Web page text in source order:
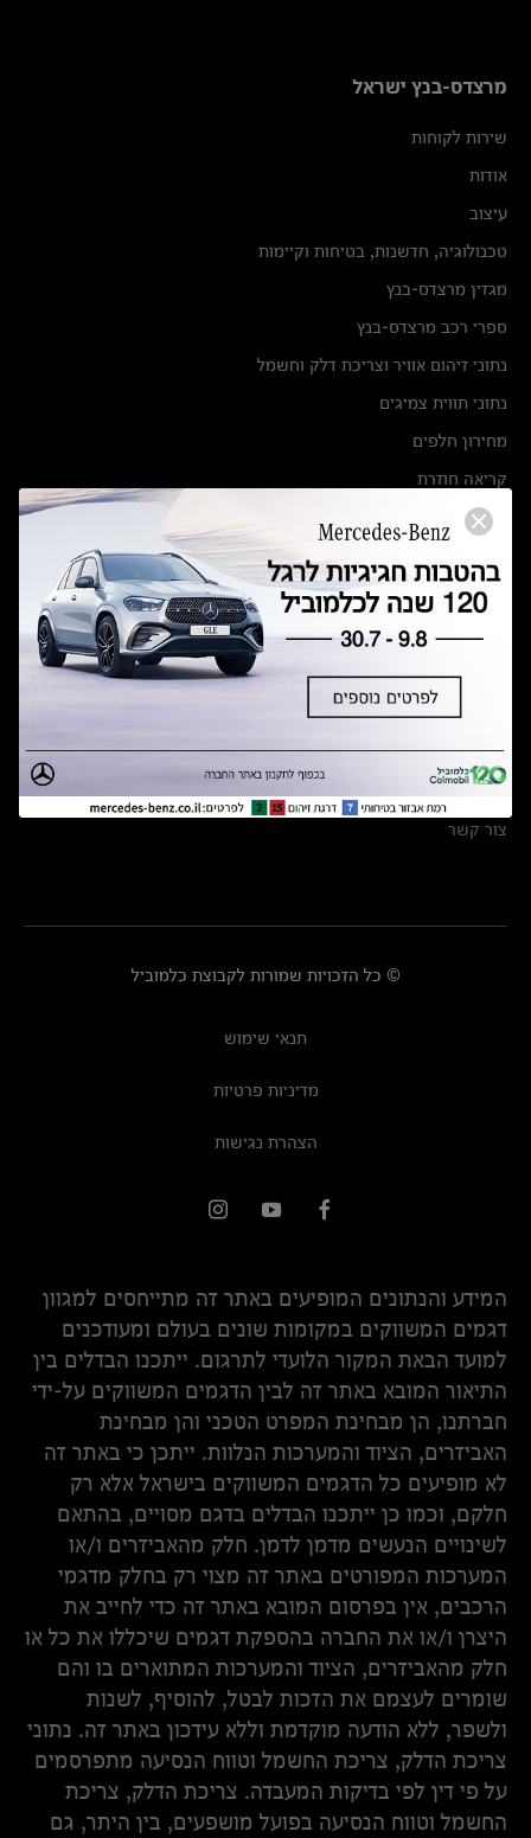
מרצדס-בנץ ישראל
שירות לקוחות
אודות
עיצוב
טכנולוגיה, חדשנות, בטיחות וקיימות
מגזין מרצדס-בנץ
ספרי רכב מרצדס-בנץ
נתוני זיהום אוויר וצריכת דלק וחשמל
נתוני תווית צמיגים
מחירון חלפים
קריאה חוזרת
הודעה על הטבות לרכבי מרצדס בהסדר פשרה בתצ 56447-02-19
תקנון ימי מכירות 120 לכלמוביל
מצאו אותנו
אולמות תצוגה
מרכזי שירות
צור קשר
© כל הזכויות שמורות לקבוצת כלמוביל
תנאי שימוש
מדיניות פרטיות
הצהרת נגישות
המידע והנתונים המופיעים באתר זה מתייחסים למגוון
דגמים המשווקים במקומות שונים בעולם ומעודכנים
למועד הבאת המקור הלועדי לתרגום. ייתכנו הבדלים בין
התיאור המובא באתר זה לבין הדגמים המשווקים על-ידי
חברתנו, הן מבחינת המפרט הטכני והן מבחינת
האביזרים, הציוד והמערכות הנלוות. ייתכן כי באתר זה
לא מופיעים כל הדגמים המשווקים בישראל אלא רק
חלקם, וכמו כן ייתכנו הבדלים בדגם מסויים, בהתאם
לשינויים הנעשים מדמן לדמן. חלק מהאביזרים ו/או
המערכות המפורטים באתר זה מצוי רק בחלק מדגמי
הרכבים, אין בפרסום המובא באתר זה כדי לחייב את
היצרן ו/או את החברה בהספקת דגמים שיכללו את כל או
חלק מהאביזרים, הציוד והמערכות המתוארים בו והם
שומרים לעצמם את הזכות לבטל, להוסיף, לשנות
ולשפר, ללא הודעה מוקדמת וללא עידכון באתר זה. נתוני
צריכת הדלק, צריכת החשמל וטווח הנסיעה מתפרסמים
על פי דין לפי בדיקות המעבדה. צריכת הדלק, צריכת
החשמל וטווח הנסיעה בפועל מושפעים, בין היתר, גם